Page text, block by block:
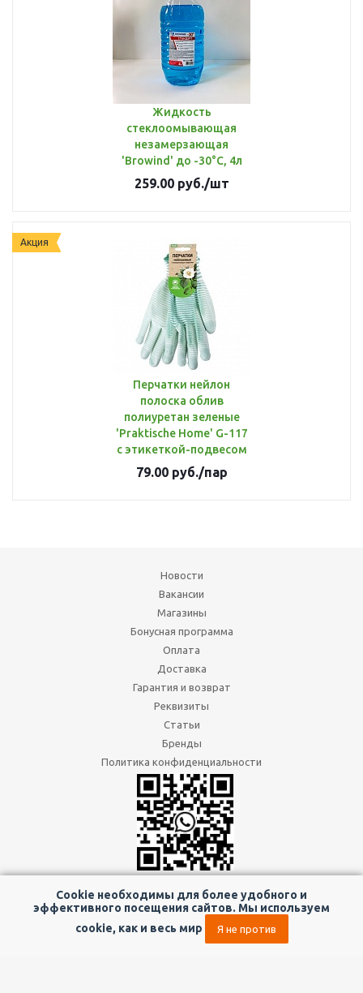
Cookie необходимы для более удобного и
эффективного посещения сайтов. Мы используем
cookie, как и весь мир
Я не против
Жидкость
стеклоомывающая
незамерзающая
'Browind' до -30°C, 4л
259.00руб./шт
Акция
Перчатки нейлон
полоска облив
полиуретан зеленые
'Praktische Home' G-117
с этикеткой-подвесом
79.00руб./пар
Новости
Вакансии
Магазины
Бонусная программа
Оплата
Доставка
Гарантия и возврат
Реквизиты
Статьи
Бренды
Политика конфиденциальности
8 (800) 333-80-66
Магазины
+7 (343) 317-04-17